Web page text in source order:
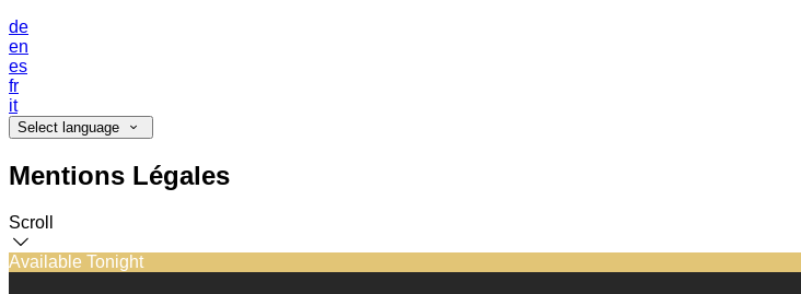
de
en
es
fr
it
Select language
Mentions Légales
Scroll
Available Tonight